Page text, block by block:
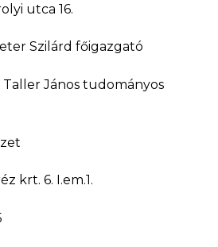
utca 16.
Szilárd főigazgató
János tudományos
krt. 6. I.em.1.